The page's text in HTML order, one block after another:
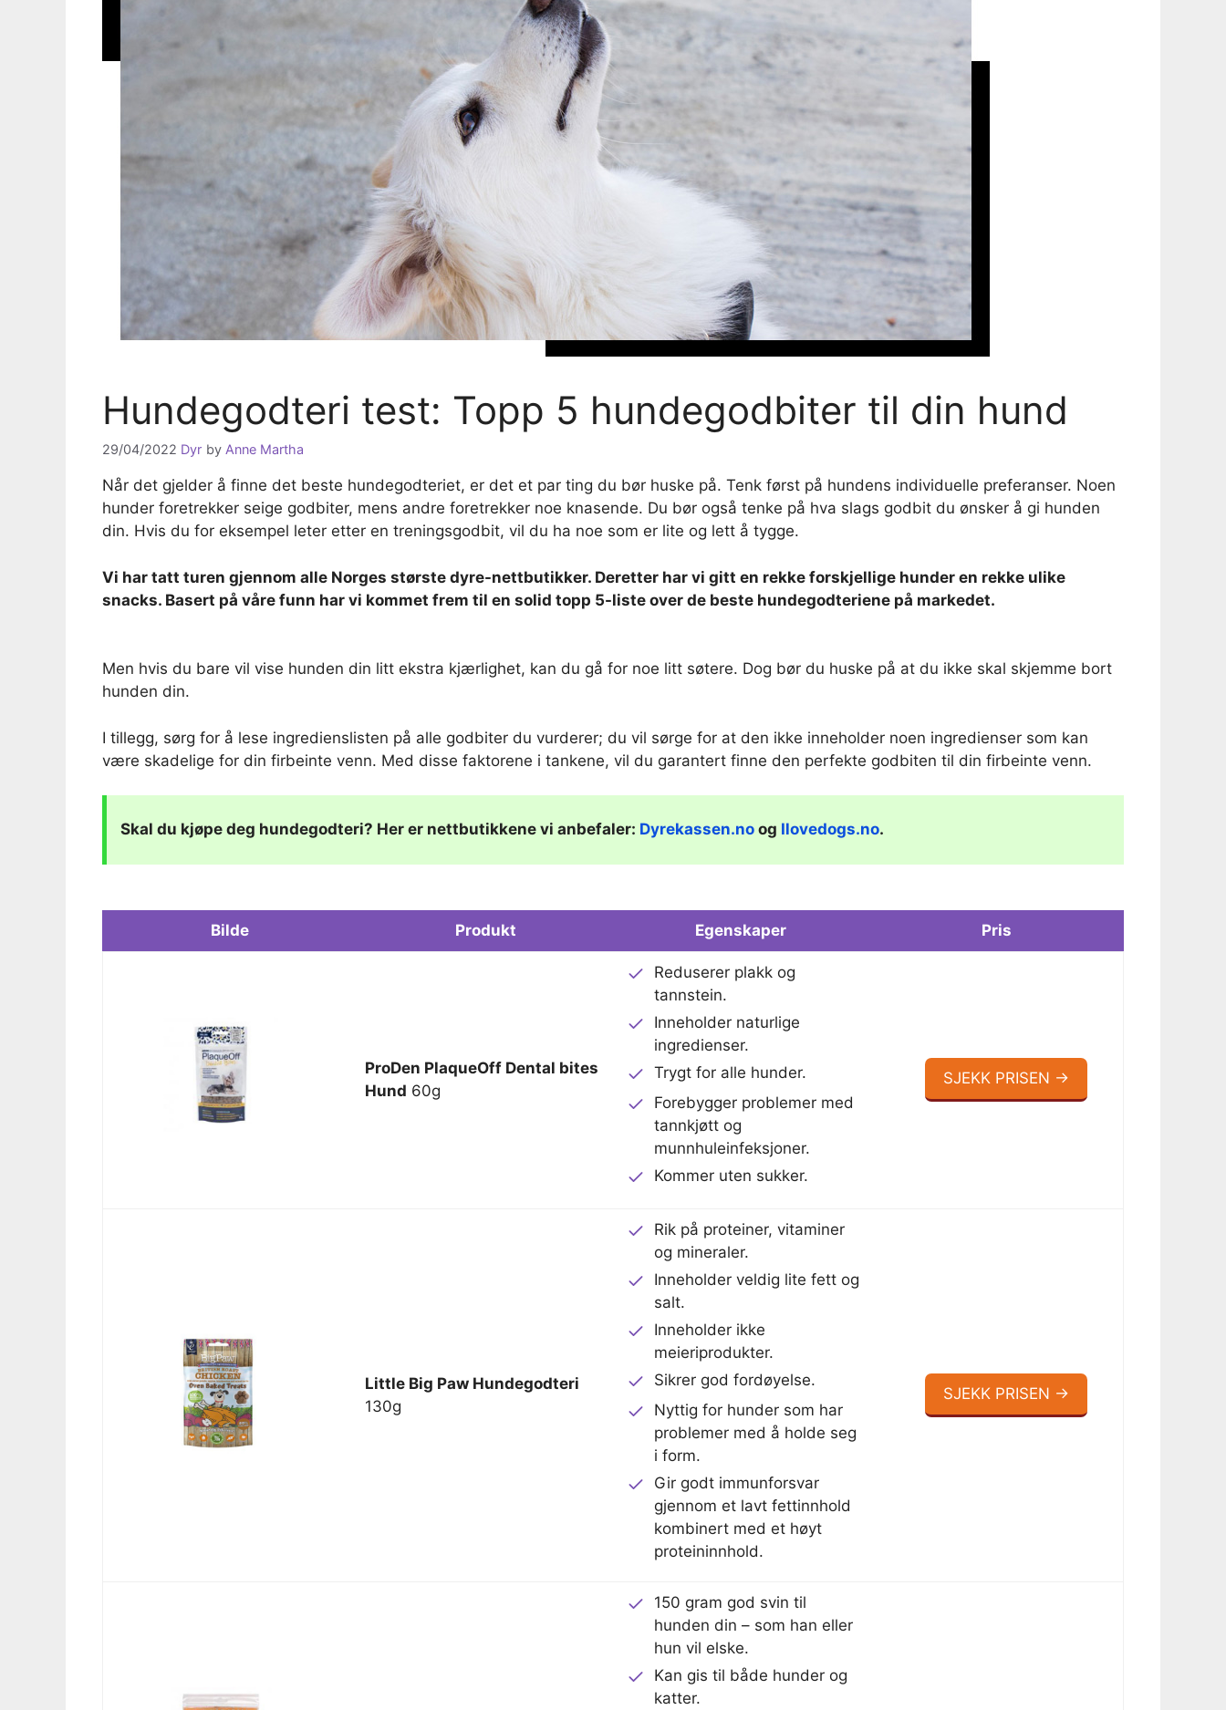
Hundegodteri test: Topp 5 hundegodbiter til din hund
29/04/2022 Dyr by Anne Martha
Når det gjelder å finne det beste hundegodteriet, er det et par ting du bør huske på. Tenk først på hundens individuelle preferanser. Noen
hunder foretrekker seige godbiter, mens andre foretrekker noe knasende. Du bør også tenke på hva slags godbit du ønsker å gi hunden
din. Hvis du for eksempel leter etter en treningsgodbit, vil du ha noe som er lite og lett å tygge.
Vi har tatt turen gjennom alle Norges største dyre-nettbutikker. Deretter har vi gitt en rekke forskjellige hunder en rekke ulike
snacks. Basert på våre funn har vi kommet frem til en solid topp 5-liste over de beste hundegodteriene på markedet.
Men hvis du bare vil vise hunden din litt ekstra kjærlighet, kan du gå for noe litt søtere. Dog bør du huske på at du ikke skal skjemme bort
hunden din.
I tillegg, sørg for å lese ingredienslisten på alle godbiter du vurderer; du vil sørge for at den ikke inneholder noen ingredienser som kan
være skadelige for din firbeinte venn. Med disse faktorene i tankene, vil du garantert finne den perfekte godbiten til din firbeinte venn.
Skal du kjøpe deg hundegodteri? Her er nettbutikkene vi anbefaler: Dyrekassen.no og Ilovedogs.no.
Bilde Produkt Egenskaper Pris
ProDen PlaqueOff Dental bites
Hund 60g
Reduserer plakk og
tannstein.
Inneholder naturlige
ingredienser.
Trygt for alle hunder.
Forebygger problemer med
tannkjøtt og
munnhuleinfeksjoner.
Kommer uten sukker.
SJEKK PRISEN →
Little Big Paw Hundegodteri
130g
Rik på proteiner, vitaminer
og mineraler.
Inneholder veldig lite fett og
salt.
Inneholder ikke
meieriprodukter.
Sikrer god fordøyelse.
Nyttig for hunder som har
problemer med å holde seg
i form.
Gir godt immunforsvar
gjennom et lavt fettinnhold
kombinert med et høyt
proteininnhold.
SJEKK PRISEN →
150 gram god svin til
hunden din – som han eller
hun vil elske.
Kan gis til både hunder og
katter.